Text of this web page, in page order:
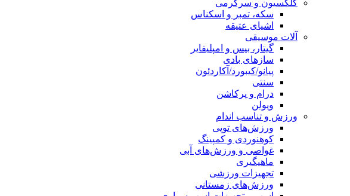
کلکسیون و سرگرمی
سکه، تمبر و اسکناس
اشیای عتیقه
آلات موسیقی
گیتار، بیس و امپلیفایر
سازهای بادی
پیانو/کیبورد/آکاردئون
سنتی
درام و پرکاشن
ویولن
ورزش و تناسب اندام
ورزش‌های توپی
کوهنوردی و کمپینگ
غواصی و ورزش‌های آبی
ماهیگیری
تجهیزات ورزشی
ورزش‌های زمستانی